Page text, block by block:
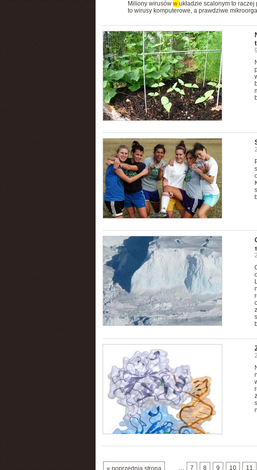
Miliony wirusów w układzie scalonym to
to wirusy komputerowe, a prawdziwe
« poprzednia strona … 7 8 9 10 11